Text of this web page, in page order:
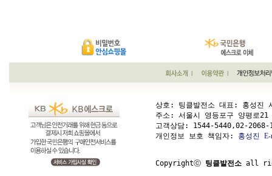
상호: 팅클발전소 대표: 홍성
주소: 서울시 영등포구 양평
고객상담: 1544-5440,02-
개인정보 보호 책임자: 홍성진
Copyrightⓒ 팅클발전소 all